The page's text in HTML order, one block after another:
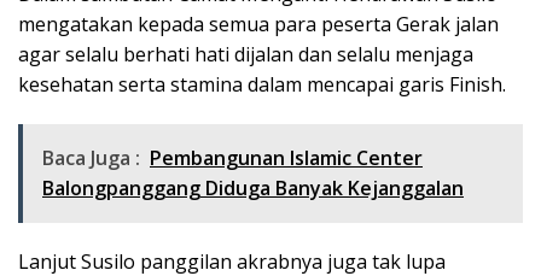
mengatakan kepada semua para peserta Gerak jalan
agar selalu berhati hati dijalan dan selalu menjaga
kesehatan serta stamina dalam mencapai garis Finish.
Baca Juga : Pembangunan Islamic Center
Balongpanggang Diduga Banyak Kejanggalan
Lanjut Susilo panggilan akrabnya juga tak lupa